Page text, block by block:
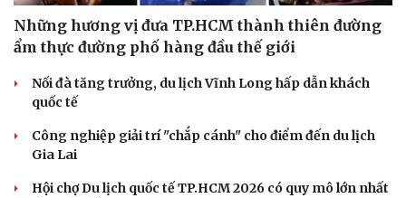
Những hương vị đưa TP.HCM thành thiên đường
ẩm thực đường phố hàng đầu thế giới
Nối đà tăng trưởng, du lịch Vĩnh Long hấp dẫn khách
quốc tế
Công nghiệp giải trí "chắp cánh" cho điểm đến du lịch
Gia Lai
Hội chợ Du lịch quốc tế TP.HCM 2026 có quy mô lớn nhất